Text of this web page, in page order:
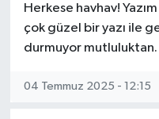
Herkese havhav!
çok güzel bir yazı ile
durmuyor mutluluktan.
04 Temmuz 2025 - 12:15
YUNUSEMRE
MANİSA'YI
TÜRKİYE'DE
ÖZEL HABER